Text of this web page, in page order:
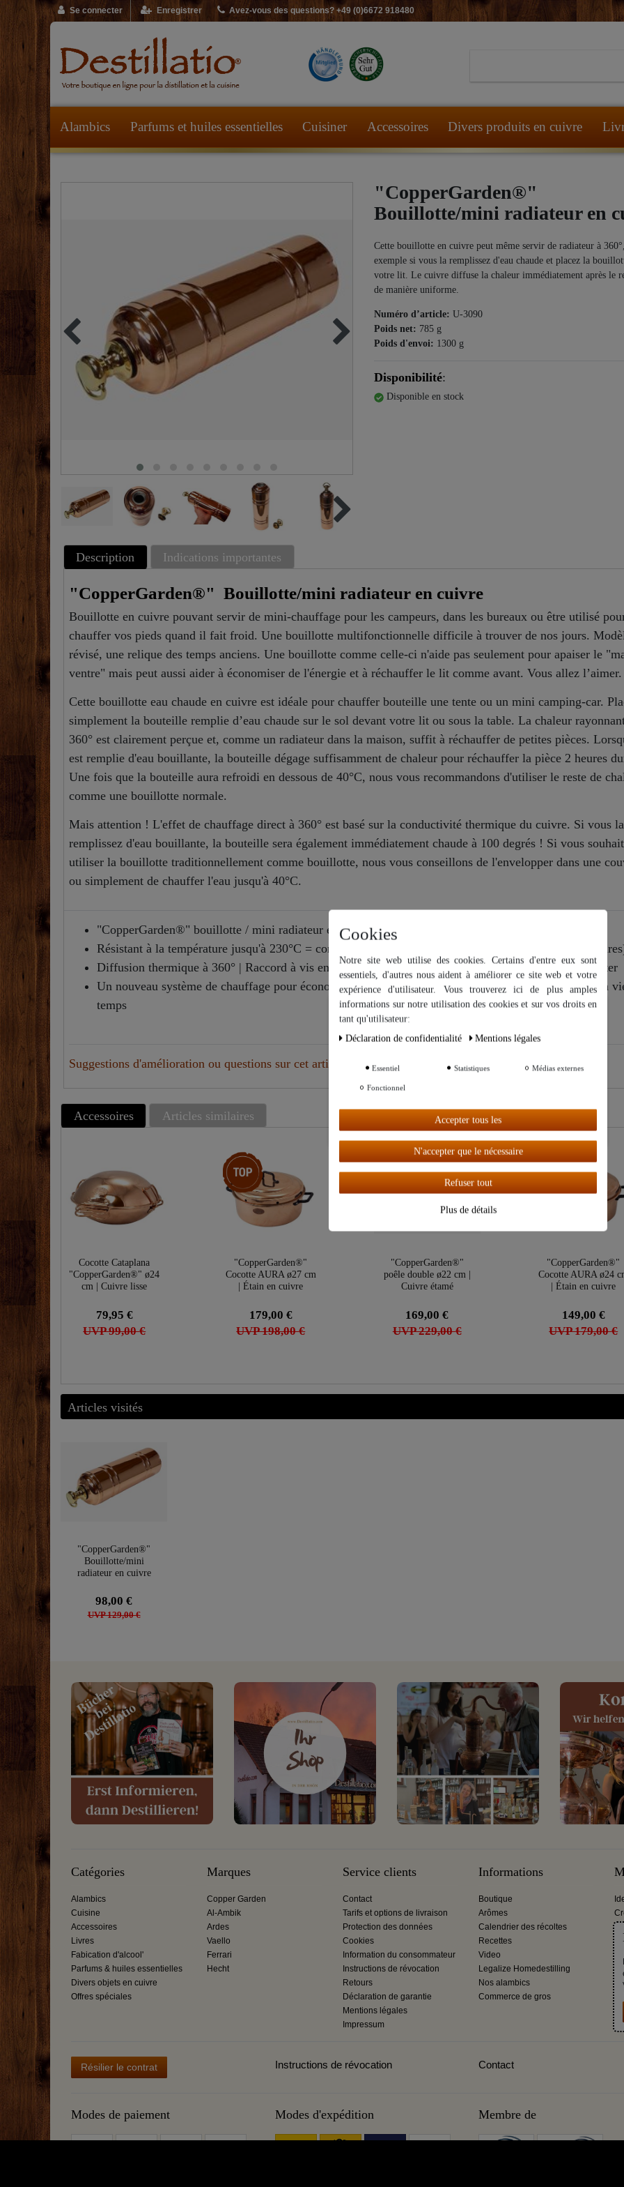
Se connecter Enregistrer Avez-vous des questions? +49 (0)6672 918480
Alambics Parfums et huiles essentielles Cuisiner Accessoires Divers produits en cuivre
"CopperGarden®"
Bouillotte/mini radiateur en
Cette bouillotte en cuivre peut même servir de radiateur à
exemple si vous la remplissez d'eau chaude et placez la
votre lit. Le cuivre diffuse la chaleur immédiatement après le
de manière uniforme.
Numéro d’article: U-3090
Poids net: 785 g
Poids d'envoi: 1300 g
Disponibilité:
Disponible en stock
Description Indications importantes
"CopperGarden®" Bouillotte/mini radiateur en cuivre
Bouillotte en cuivre pouvant servir de mini-chauffage pour les campeurs, dans les bureaux ou être utilisé
chauffer vos pieds quand il fait froid. Une bouillotte multifonctionnelle difficile à trouver de nos jours.
révisé, une relique des temps anciens. Une bouillotte comme celle-ci n'aide pas seulement pour apaiser le
ventre" mais peut aussi aider à économiser de l'énergie et à réchauffer le lit comme avant. Vous allez l’aimer.
Cette bouillotte eau chaude en cuivre est idéale pour chauffer bouteille une tente ou un mini camping-car.
simplement la bouteille remplie d’eau chaude sur le sol devant votre lit ou sous la table. La chaleur
360° est clairement perçue et, comme un radiateur dans la maison, suffit à réchauffer de petites pièces.
est remplie d'eau bouillante, la bouteille dégage suffisamment de chaleur pour réchauffer la pièce 2 heures
Une fois que la bouteille aura refroidi en dessous de 40°C, nous vous recommandons d'utiliser le reste de
comme une bouillotte normale.
Mais attention ! L'effet de chauffage direct à 360° est basé sur la conductivité thermique du cuivre. Si vous la
remplissez d'eau bouillante, la bouteille sera également immédiatement chaude à 100 degrés ! Si vous
utiliser la bouillotte traditionnellement comme bouillotte, nous vous conseillons de l'envelopper dans une
ou simplement de chauffer l'eau jusqu'à 40°C.
"CopperGarden®" bouillotte / mini radiateur en cuivre
Résistant à la température jusqu'à 230°C = convient pour l'eau chaude (attention aux risques de
Diffusion thermique à 360° | Raccord à vis en laiton avec un œillet stable pour accrocher et transporter
Un nouveau système de chauffage pour économiser l'énergie avec une qualité durable comme au bon
temps
Suggestions d'amélioration ou questions sur cet article
Accessoires Articles similaires
Cocotte Cataplana
"CopperGarden®" ø24
cm | Cuivre lisse
UVP 99,00 €
79,95 €
Article phare
"CopperGarden®"
Cocotte AURA ø27 cm
| Étain en cuivre
UVP 198,00 €
179,00 €
Nouveauté
"CopperGarden®"
poêle double ø22 cm |
Cuivre étamé
UVP 229,00 €
169,00 €
"CopperGarden®"
Cocotte AURA ø24
| Étain en cuivre
UVP 179,00 €
149,00 €
Articles visités
"CopperGarden®"
Bouillotte/mini
radiateur en cuivre
UVP 129,00 €
98,00 €
Catégories
Alambics
Cuisine
Accessoires
Livres
Fabication d'alcool'
Parfums & huiles essentielles
Divers objets en cuivre
Offres spéciales
Marques
Copper Garden
Al-Ambik
Ardes
Vaello
Ferrari
Hecht
Service clients
Contact
Tarifs et options de livraison
Protection des données
Cookies
Information du consommateur
Instructions de révocation
Retours
Déclaration de garantie
Mentions légales
Impressum
Informations
Boutique
Arômes
Calendrier des récoltes
Recettes
Video
Legalize Homedestilling
Nos alambics
Commerce de gros
Résilier le contrat Instructions de révocation Contact
Modes de paiement Modes d'expédition Membre de
Nous utilisons des cookies sur notre site Web. Certains d’entre eux
sont essentiels, tandis que d’autres nous aident à améliorer ce site
Web et votre expérience.
Autres paramètres
Tout
accepter
Cookies
Notre site web utilise des cookies. Certains d'entre eux sont
essentiels, d'autres nous aident à améliorer ce site web et votre
expérience d'utilisateur. Vous trouverez ici de plus amples
informations sur notre utilisation des cookies et sur vos droits en
tant qu'utilisateur:
Déclaration de confidentialité
Mentions légales
Essentiel Statistiques Médias externes
Fonctionnel
Accepter tous les
N'accepter que le nécessaire
Refuser tout
Plus de détails